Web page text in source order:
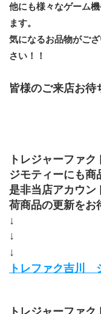
他にも様々なゲーム
ます。
気になるお品物がご
さい！！
皆様のご来店お待
トレジャーファク
ジモティーにも商
是非当店アカウン
荷商品の更新をお
↓
↓
↓
トレファク吉川　
トレジャーファク